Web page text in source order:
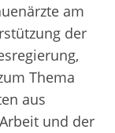
am
der
Thema
aus
und der